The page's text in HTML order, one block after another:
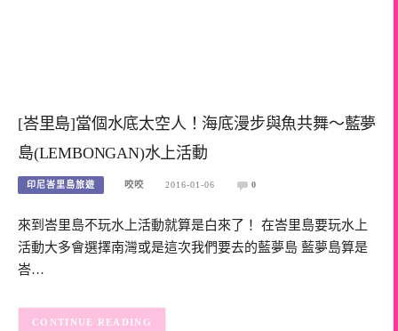
[峇里島]當個水底太空人！海底漫步與魚共舞～藍夢
島(LEMBONGAN)水上活動
印尼峇里島旅遊 咬咬 2016-01-06 0
來到峇里島不玩水上活動就算是白來了！ 在峇里島要玩水上
活動大多會選擇南灣或是這次我們要去的藍夢島 藍夢島算是
峇…
CONTINUE READING